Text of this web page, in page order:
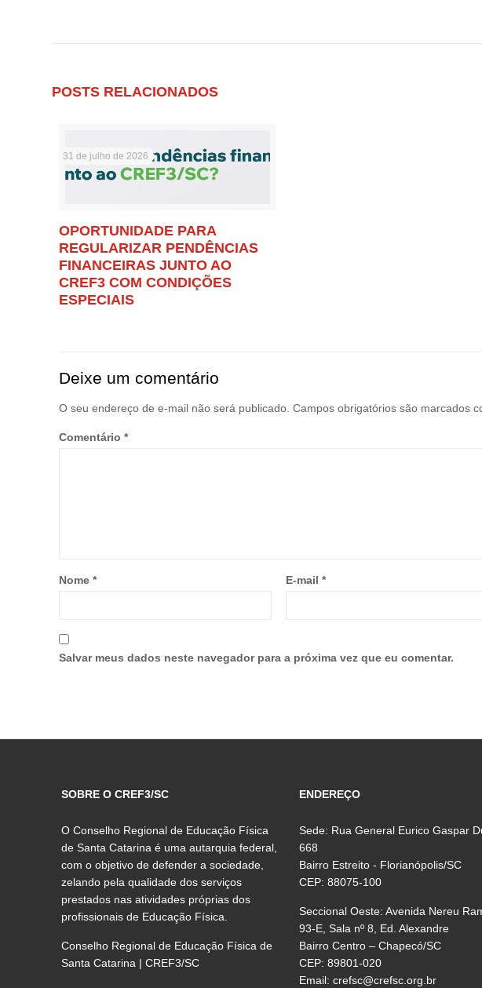
POSTS RELACIONADOS
31 de julho de 2026
OPORTUNIDADE PARA
REGULARIZAR PENDÊNCIAS
FINANCEIRAS JUNTO AO
CREF3 COM CONDIÇÕES
ESPECIAIS
Deixe um comentário
O seu endereço de e-mail não será publicado. Campos obrigatórios são marcados
Comentário *
Nome * E-mail *
Salvar meus dados neste navegador para a próxima vez que eu comentar.
SOBRE O CREF3/SC
O Conselho Regional de Educação Física
de Santa Catarina é uma autarquia federal,
com o objetivo de defender a sociedade,
zelando pela qualidade dos serviços
prestados nas atividades próprias dos
profissionais de Educação Física.
Conselho Regional de Educação Física de
Santa Catarina | CREF3/SC
ENDEREÇO
Sede: Rua General Eurico Gaspar
668
Bairro Estreito - Florianópolis/SC
CEP: 88075-100
Seccional Oeste: Avenida Nereu
93-E, Sala nº 8, Ed. Alexandre
Bairro Centro – Chapecó/SC
CEP: 89801-020
Email:crefsc@crefsc.org.br